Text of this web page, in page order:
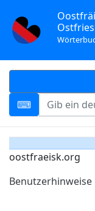
oostfraeisk.org
Benutzerhinweise